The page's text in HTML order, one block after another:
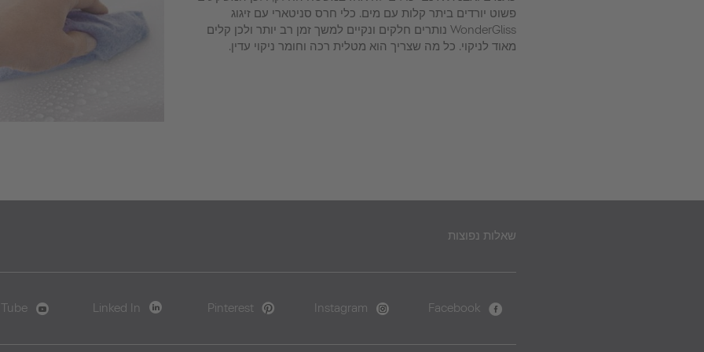
פשוט יורדים ביתר קלות עם מים. כלי חרס סניטארי עם זיגוג
WonderGliss נותרים חלקים ונקיים למשך זמן רב יותר ולכן קלים
מאוד לניקוי. כל מה שצריך הוא מטלית רכה וחומר ניקוי עדין.
שאלות נפוצות
Facebook
Instagram
Pinterest
Linked In